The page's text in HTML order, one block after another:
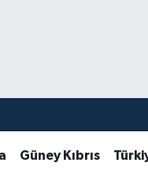
Güney Kıbrıs